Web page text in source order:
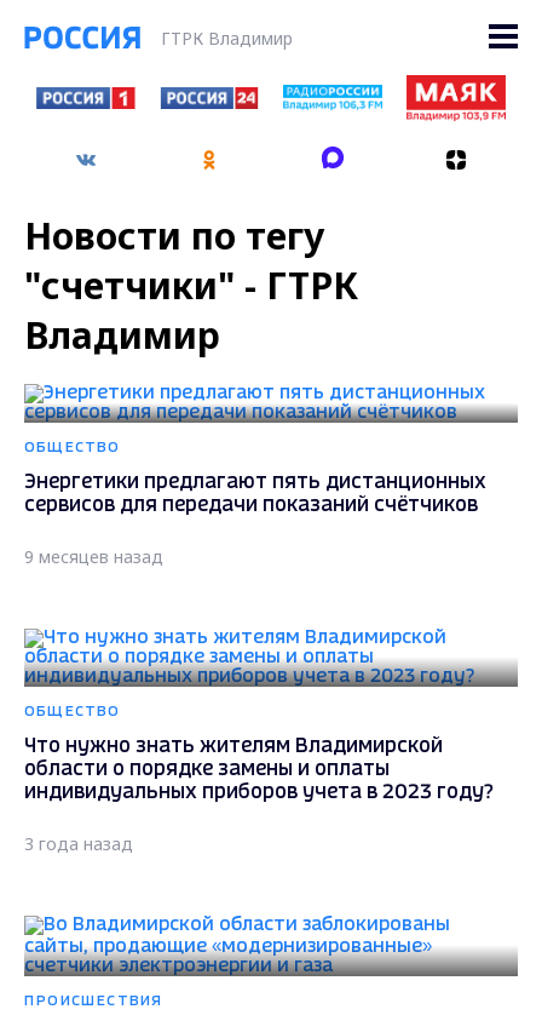
ГТРК Владимир
Новости по тегу
"счетчики" - ГТРК
Владимир
ОБЩЕСТВО
Энергетики предлагают пять дистанционных
сервисов для передачи показаний счётчиков
9 месяцев назад
ОБЩЕСТВО
Что нужно знать жителям Владимирской
области о порядке замены и оплаты
индивидуальных приборов учета в 2023 году?
3 года назад
ПРОИСШЕСТВИЯ